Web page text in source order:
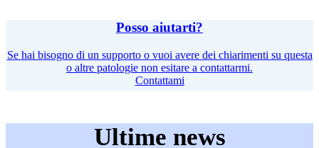
Posso aiutarti?
Se hai bisogno di un supporto o vuoi avere dei chiarimenti su questa
o altre patologie non esitare a contattarmi.
Contattami
Ultime news